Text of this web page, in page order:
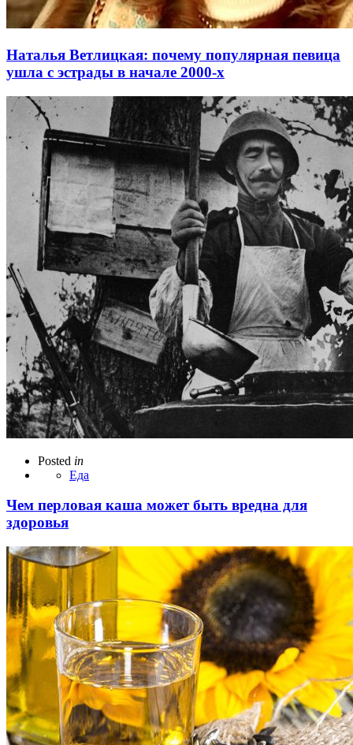
Наталья Ветлицкая: почему популярная певица
ушла с эстрады в начале 2000-х
Posted in
Еда
Чем перловая каша может быть вредна для
здоровья